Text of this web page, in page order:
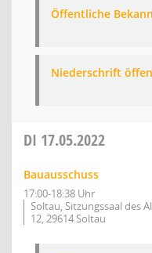
Öffentliche
Niederschrift
DI 17.05.2022
Bauausschuss
17:00-18:38 Uhr
Soltau, Sitzungssaal des
12, 29614 Soltau